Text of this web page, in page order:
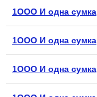
1ООО И одна сумка
1ООО И одна сумка
1ООО И одна сумка